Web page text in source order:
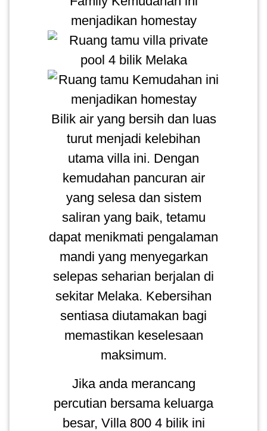
Bilik air yang bersih dan luas
turut menjadi kelebihan
utama villa ini. Dengan
kemudahan pancuran air
yang selesa dan sistem
saliran yang baik, tetamu
dapat menikmati pengalaman
mandi yang menyegarkan
selepas seharian berjalan di
sekitar Melaka. Kebersihan
sentiasa diutamakan bagi
memastikan keselesaan
maksimum.
Jika anda merancang
percutian bersama keluarga
besar, Villa 800 4 bilik ini